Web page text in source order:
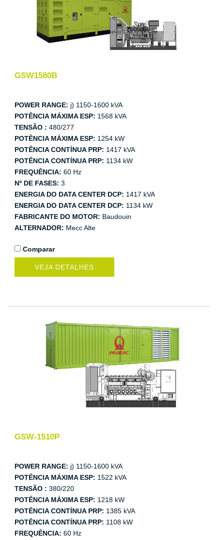
GSW1580B
POWER RANGE: j) 1150-1600 kVA
POTÊNCIA MÁXIMA ESP: 1568 kVA
TENSÃO : 480/277
POTÊNCIA MÁXIMA ESP: 1254 kW
POTÊNCIA CONTÍNUA PRP: 1417 kVA
POTÊNCIA CONTÍNUA PRP: 1134 kW
FREQUÊNCIA: 60 Hz
Nº DE FASES: 3
ENERGIA DO DATA CENTER DCP: 1417 kVA
ENERGIA DO DATA CENTER DCP: 1134 kW
FABRICANTE DO MOTOR: Baudouin
ALTERNADOR: Mecc Alte
Comparar
VEJA DETALHES
GSW-1510P
POWER RANGE: j) 1150-1600 kVA
POTÊNCIA MÁXIMA ESP: 1522 kVA
TENSÃO : 380/220
POTÊNCIA MÁXIMA ESP: 1218 kW
POTÊNCIA CONTÍNUA PRP: 1385 kVA
POTÊNCIA CONTÍNUA PRP: 1108 kW
FREQUÊNCIA: 60 Hz